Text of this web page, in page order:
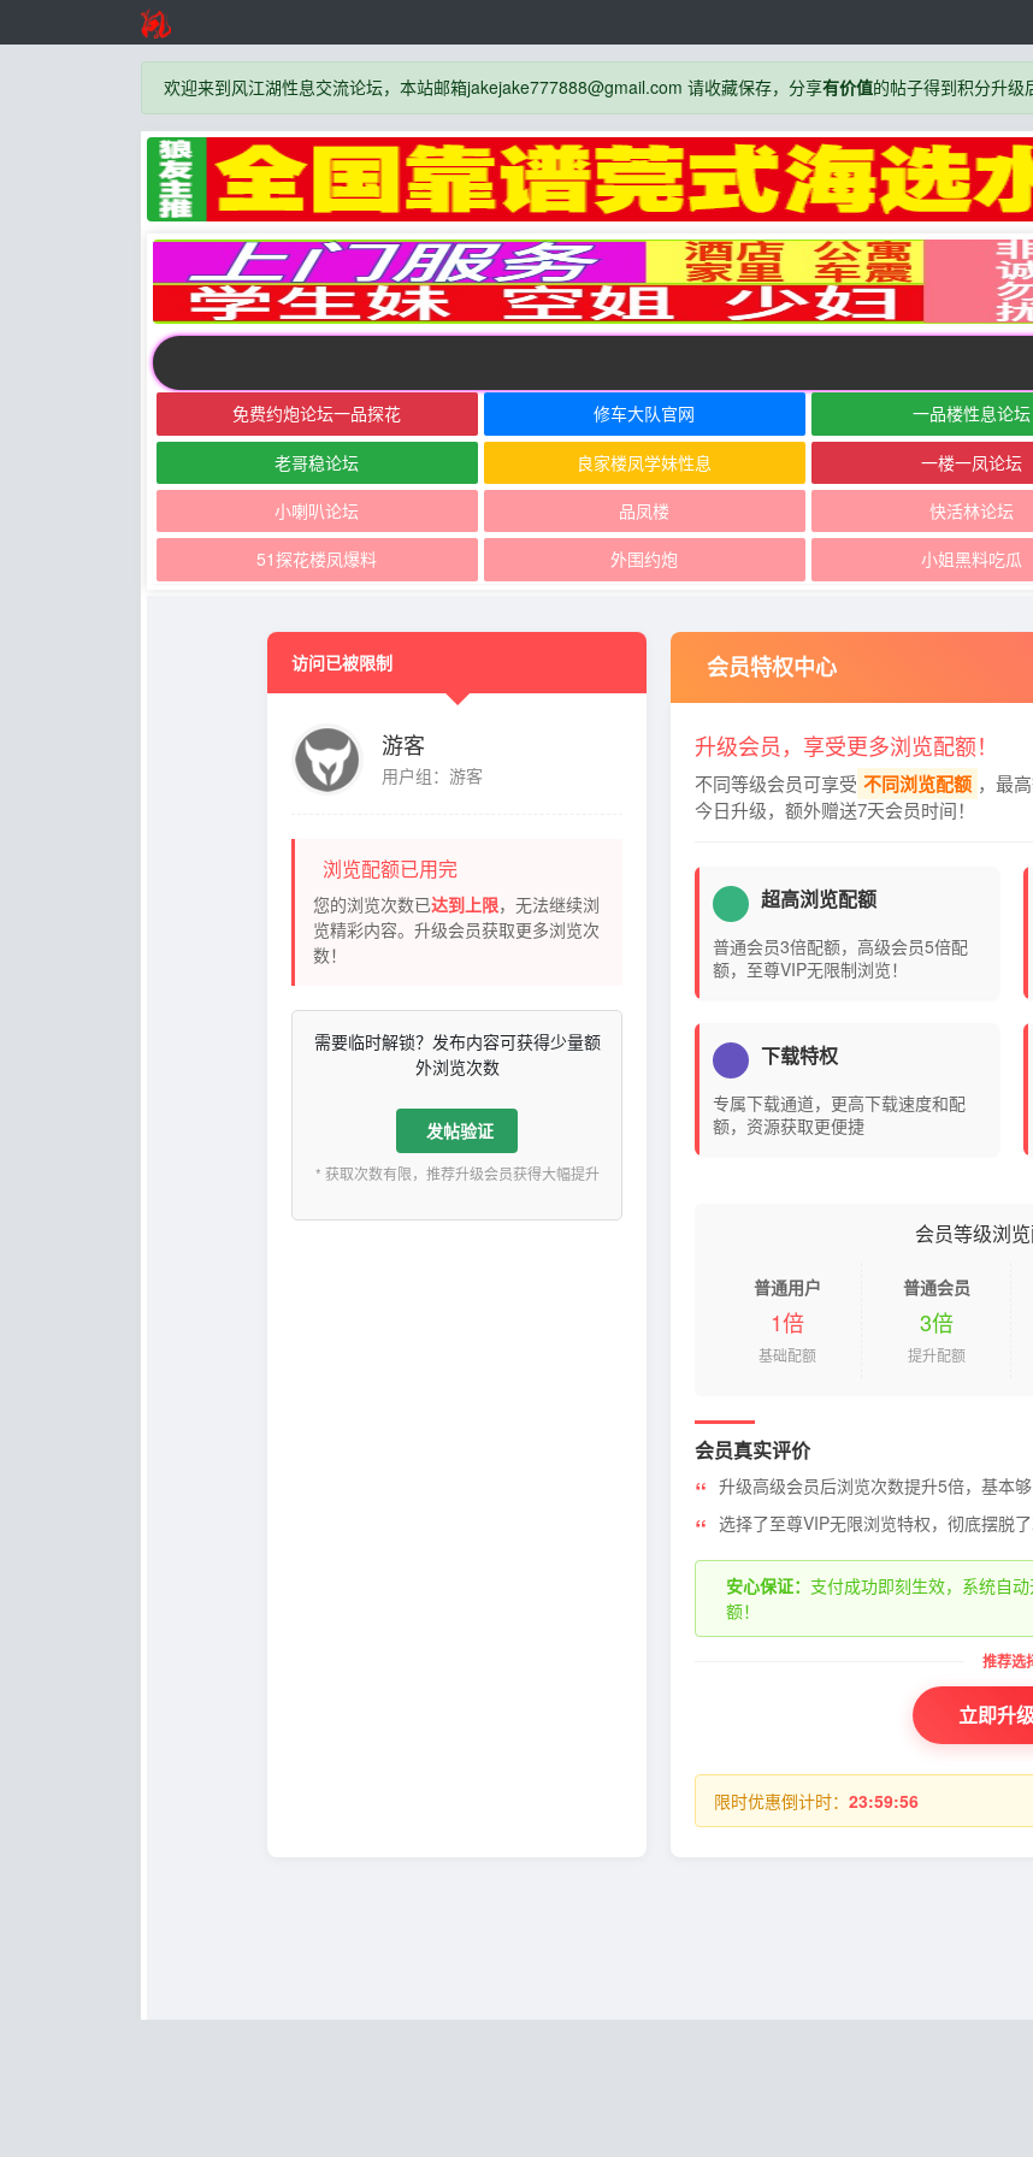
欢迎来到风江湖性息交流论坛，本站邮箱jakejake777888@gmail.com 请收藏保存，分享有价值的帖子得到积分升级
免费约炮论坛一品探花 修车大队官网 一品楼性息论坛
老哥稳论坛 良家楼凤学妹性息 一楼一凤论坛
小喇叭论坛 品凤楼 快活林论坛
51探花楼凤爆料 外围约炮 小姐黑料吃瓜
访问已被限制
游客
用户组：游客
浏览配额已用完
您的浏览次数已达到上限，无法继续浏
览精彩内容。升级会员获取更多浏览次
数！
需要临时解锁？发布内容可获得少量额
外浏览次数
发帖验证
* 获取次数有限，推荐升级会员获得大幅提升
会员特权中心
升级会员，享受更多浏览配额！
不同等级会员可享受 不同浏览配额 ，最
今日升级，额外赠送7天会员时间！
超高浏览配额
普通会员3倍配额，高级会员5倍配
额，至尊VIP无限制浏览！
下载特权
专属下载通道，更高下载速度和配
额，资源获取更便捷
会员等级浏
普通用户
1倍
基础配额
普通会员
3倍
提升配额
会员真实评价
升级高级会员后浏览次数提升5倍，基本
选择了至尊VIP无限浏览特权，彻底摆脱
安心保证： 支付成功即刻生效，系统自
额！
立即升
限时优惠倒计时： 23:59:55